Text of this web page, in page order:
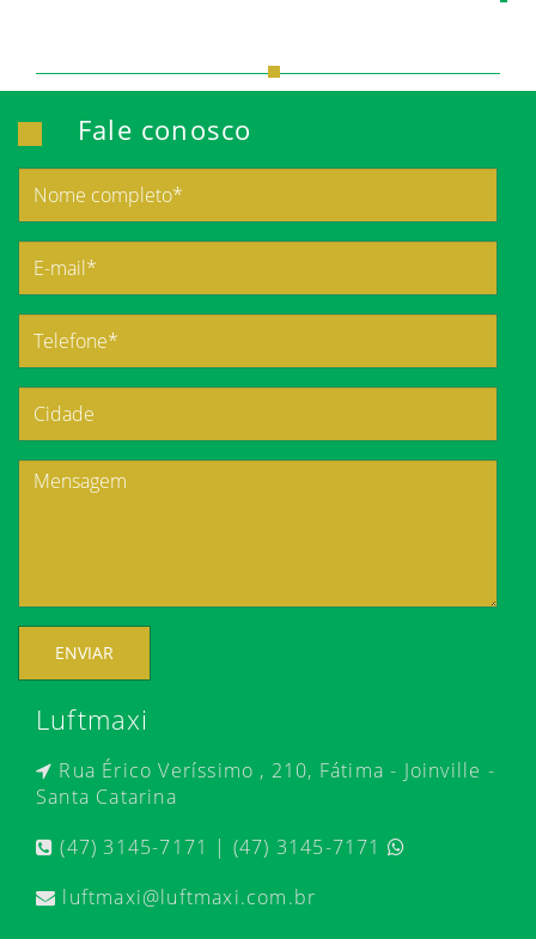
Fale conosco
ENVIAR
Luftmaxi
Rua Érico Veríssimo , 210, Fátima - Joinville -
Santa Catarina
(47) 3145-7171 | (47) 3145-7171
luftmaxi@luftmaxi.com.br